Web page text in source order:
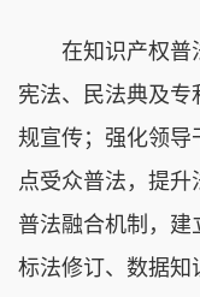
在知识产权普
宪法、民法典及专
规宣传；强化领导
点受众普法，提
普法融合机制，建
标法修订、数据知